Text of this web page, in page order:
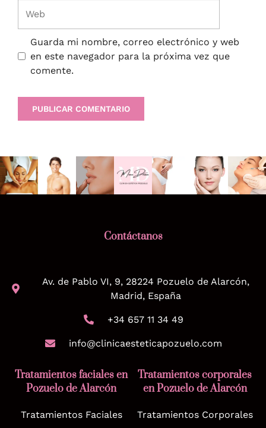
Guarda mi nombre, correo electrónico y web
en este navegador para la próxima vez que
comente.
Contáctanos
Av. de Pablo VI, 9, 28224 Pozuelo de Alarcón,
Madrid, España
+34 657 11 34 49
info@clinicaesteticapozuelo.com
Tratamientos faciales en
Pozuelo de Alarcón
Tratamientos Faciales
Tratamientos corporales
en Pozuelo de Alarcón
Tratamientos Corporales